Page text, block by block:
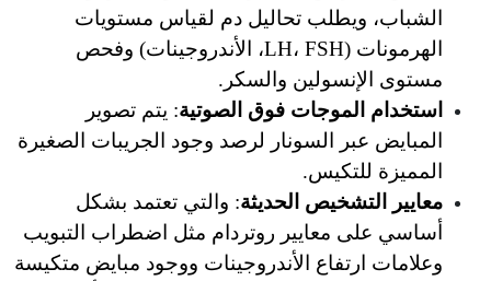
الشباب، ويطلب تحاليل دم لقياس مستويات
الهرمونات (LH، FSH، الأندروجينات) وفحص
والسكر.
فوق الصوتية
: يتم تصوير
المبايض عبر السونار لرصد وجود الجريبات الصغيرة
الحديثة
: والتي تعتمد بشكل
أساسي على معايير روتردام مثل اضطراب التبويب
وعلامات ارتفاع الأندروجينات ووجود مبايض متكيسة